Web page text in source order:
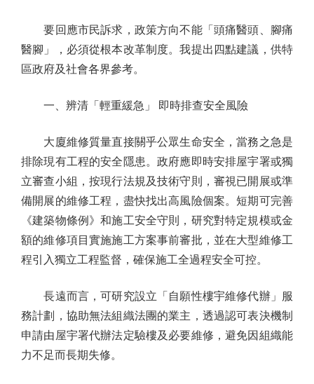
要回應市民訴求，政策方向不能「頭痛醫頭、腳痛
醫腳」，必須從根本改革制度。我提出四點建議，供特
區政府及社會各界參考。
一、辨清「輕重緩急」 即時排查安全風險
大廈維修質量直接關乎公眾生命安全，當務之急是
排除現有工程的安全隱患。政府應即時安排屋宇署或獨
立審查小組，按現行法規及技術守則，審視已開展或準
備開展的維修工程，盡快找出高風險個案。短期可完善
《建築物條例》和施工安全守則，研究對特定規模或金
額的維修項目實施施工方案事前審批，並在大型維修工
程引入獨立工程監督，確保施工全過程安全可控。
長遠而言，可研究設立「自願性樓宇維修代辦」服
務計劃，協助無法組織法團的業主，透過認可表決機制
申請由屋宇署代辦法定驗樓及必要維修，避免因組織能
力不足而長期失修。